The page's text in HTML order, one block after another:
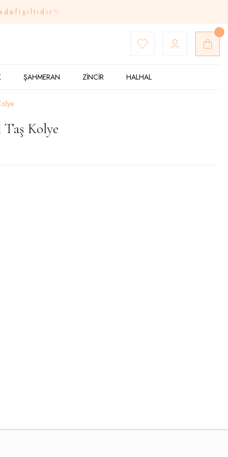
ŞAHMERAN ZİNCİR HALHAL
Kolye